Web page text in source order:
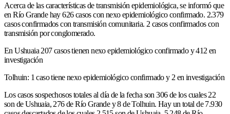
Acerca de las características de transmisión epidemiológica, se informó que
en Río Grande hay 626 casos con nexo epidemiológico confirmado. 2.379
casos confirmados con transmisión comunitaria. 2 casos confirmados con
transmisión por conglomerado.
En Ushuaia 207 casos tienen nexo epidemiológico confirmado y 412 en
investigación
Tolhuin: 1 caso tiene nexo epidemiológico confirmado y 2 en investigación
Los casos sospechosos totales al día de la fecha son 306 de los cuales 22
son de Ushuaia, 276 de Río Grande y 8 de Tolhuin. Hay un total de 7.930